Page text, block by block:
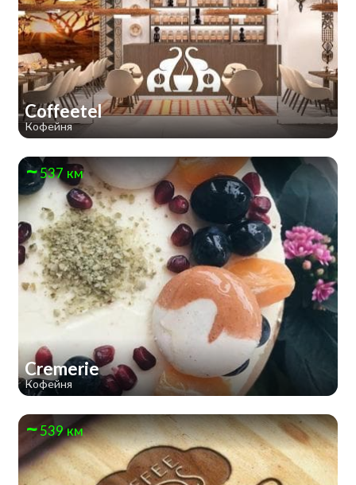
Coffeetel
Кофейня
537 км
Cremerie
Кофейня
539 км